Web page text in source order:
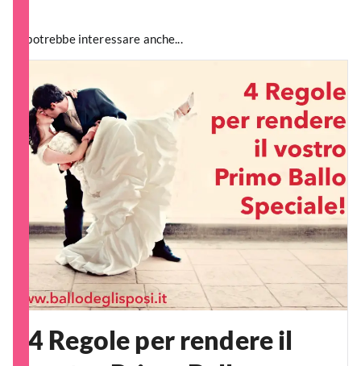
Ti potrebbe interessare anche...
4 Regole per rendere il